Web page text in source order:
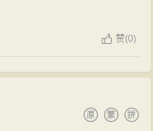
赞(0)
拼
繁
原